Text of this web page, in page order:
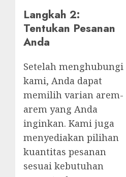
Langkah 2:
Tentukan Pesanan
Anda
Setelah menghubungi
kami, Anda dapat
memilih varian arem-
arem yang Anda
inginkan. Kami juga
menyediakan pilihan
kuantitas pesanan
sesuai kebutuhan